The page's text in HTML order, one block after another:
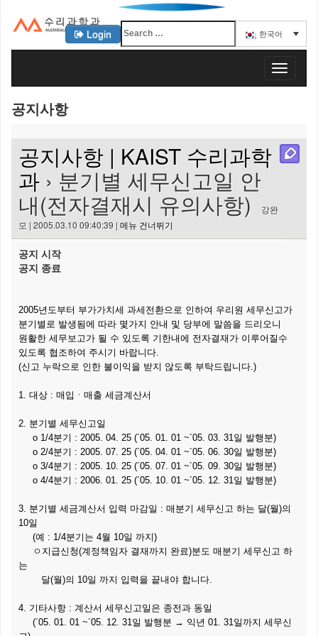
KAIST 수리과학과
Login 한국어
T
o
t
공지사항
공지사항 | KAIST 수리과학
과 › 분기별 세무신고일 안
내(전자결재시 유의사항)
강완
모 | 2005.03.10 09:40:39 | 메뉴 건너뛰기
공지 시작
공지 종료
2005년도부터 부가가치세 과세전환으로 인하여 우리원 세무신고가
분기별로 발생됨에 따라 몇가지 안내 및 당부에 말씀을 드리오니
원활한 세무보고가 될 수 있도록 기한내에 전자결재가 이루어질수
있도록 협조하여 주시기 바랍니다.
(신고 누락으로 인한 불이익을 받지 않도록 부탁드립니다.)
1. 대상 : 매입ㆍ매출 세금계산서
2. 분기별 세무신고일
ο 1/4분기 : 2005. 04. 25 (´05. 01. 01 ~´05. 03. 31일 발행분)
ο 2/4분기 : 2005. 07. 25 (´05. 04. 01 ~´05. 06. 30일 발행분)
ο 3/4분기 : 2005. 10. 25 (´05. 07. 01 ~´05. 09. 30일 발행분)
ο 4/4분기 : 2006. 01. 25 (´05. 10. 01 ~´05. 12. 31일 발행분)
3. 분기별 세금계산서 입력 마감일 : 매분기 세무신고 하는 달(월)의
10일
(예 : 1/4분기는 4월 10일 까지)
ㅇ지급신청(계정책임자 결재까지 완료)분도 매분기 세무신고 하
는
달(월)의 10일 까지 입력을 끝내야 합니다.
4. 기타사항 : 계산서 세무신고일은 종전과 동일
(´05. 01. 01 ~´05. 12. 31일 발행분 → 익년 01. 31일까지 세무신